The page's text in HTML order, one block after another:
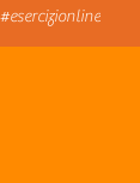
#esercizionline